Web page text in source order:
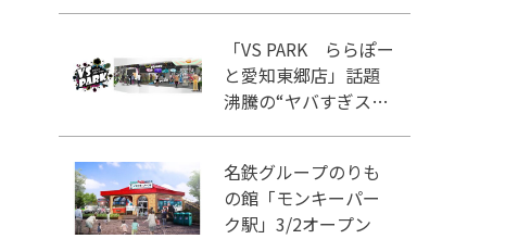
「VS PARK ららぽー
と愛知東郷店」話題
沸騰の“ヤバすぎスポ
名鉄グループのりも
の館「モンキーパー
ク駅」3/2オープン